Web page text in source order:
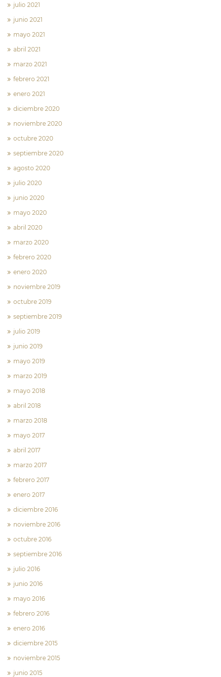
julio 2021
junio 2021
mayo 2021
abril 2021
marzo 2021
febrero 2021
enero 2021
diciembre 2020
noviembre 2020
octubre 2020
septiembre 2020
agosto 2020
julio 2020
junio 2020
mayo 2020
abril 2020
marzo 2020
febrero 2020
enero 2020
noviembre 2019
octubre 2019
septiembre 2019
julio 2019
junio 2019
mayo 2019
marzo 2019
mayo 2018
abril 2018
marzo 2018
mayo 2017
abril 2017
marzo 2017
febrero 2017
enero 2017
diciembre 2016
noviembre 2016
octubre 2016
septiembre 2016
julio 2016
junio 2016
mayo 2016
febrero 2016
enero 2016
diciembre 2015
noviembre 2015
junio 2015